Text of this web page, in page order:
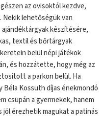
az ovisoktól kezdve,
lehetőségük van
készítésére,
textil és bőrtárgyak
belül népi játékok
és hozzátette, hogy még az
a parkon belül. Ha
Béla Kossuth díjas énekmondó
csupán a gyermekek, hanem
érezhetik magukat a patinás